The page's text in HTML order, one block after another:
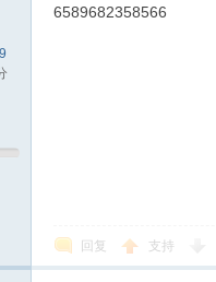
6589682358566
回复 支持